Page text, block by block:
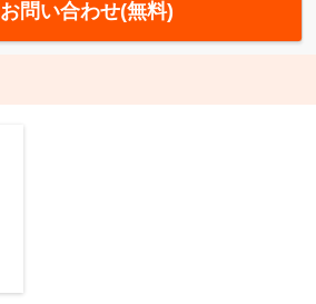
お問い合わせ(無料)